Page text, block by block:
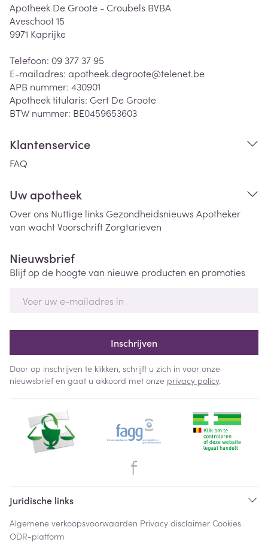
Apotheek De Groote - Croubels BVBA
Aveschoot 15
9971 Kaprijke
Telefoon: 09 377 37 95
E-mailadres: apotheek.degroote@telenet.be
APB nummer: 430901
Apotheek titularis: Gert De Groote
BTW nummer: BE0459653603
Klantenservice
FAQ
Uw apotheek
Over ons Nuttige links Gezondheidsnieuws Apotheker
van wachtVoorschriftZorgtarieven
Nieuwsbrief
Blijf op de hoogte van nieuwe producten en promoties
Inschrijven
Door op inschrijven te klikken, schrijft u zich in voor onze
nieuwsbrief en gaat u akkoord met onze privacy policy.
Juridische links
Algemene verkoopsvoorwaarden Privacy disclaimer Cookies
ODR-platform